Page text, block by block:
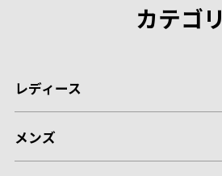
カテゴリ
レディース
メンズ